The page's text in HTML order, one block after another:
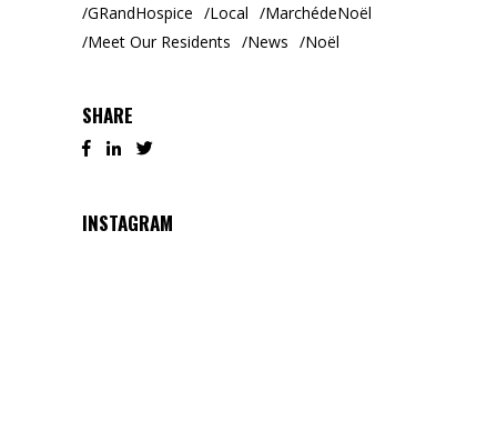
GRandHospice
Local
MarchédeNoël
Meet Our Residents
News Noël
SHARE
INSTAGRAM